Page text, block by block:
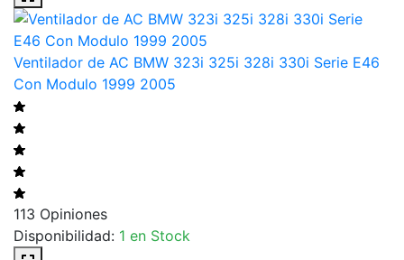
Ventilador de AC BMW 323i 325i 328i 330i Serie E46
Con Modulo 1999 2005
113 Opiniones
Disponibilidad: 1 en Stock